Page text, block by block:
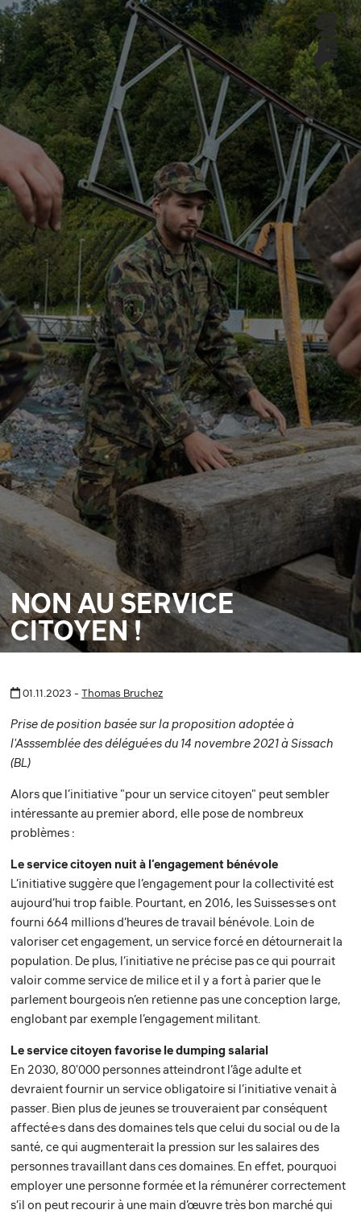
NON AU SERVICE
CITOYEN !
01.11.2023 -Thomas Bruchez
Prise de position basée sur la proposition adoptée à
l'Asssemblée des délégué·es du 14 novembre 2021 à Sissach
(BL)
Alors que l’initiative "pour un service citoyen" peut sembler
intéressante au premier abord, elle pose de nombreux
problèmes :
Le service citoyen nuit à l’engagement bénévole
L’initiative suggère que l’engagement pour la collectivité est
aujourd’hui trop faible. Pourtant, en 2016, les Suisses·se·s ont
fourni 664 millions d’heures de travail bénévole. Loin de
valoriser cet engagement, un service forcé en détournerait la
population. De plus, l’initiative ne précise pas ce qui pourrait
valoir comme service de milice et il y a fort à parier que le
parlement bourgeois n’en retienne pas une conception large,
englobant par exemple l’engagement militant.
Le service citoyen favorise le dumping salarial
En 2030, 80'000 personnes atteindront l’âge adulte et
devraient fournir un service obligatoire si l’initiative venait à
passer. Bien plus de jeunes se trouveraient par conséquent
affecté·e·s dans des domaines tels que celui du social ou de la
santé, ce qui augmenterait la pression sur les salaires des
personnes travaillant dans ces domaines. En effet, pourquoi
employer une personne formée et la rémunérer correctement
s’il on peut recourir à une main d’œuvre très bon marché qui